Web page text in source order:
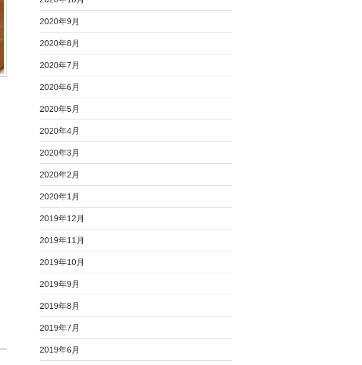
2020年9月
2020年8月
2020年7月
2020年6月
2020年5月
2020年4月
2020年3月
2020年2月
2020年1月
2019年12月
2019年11月
2019年10月
2019年9月
2019年8月
2019年7月
2019年6月